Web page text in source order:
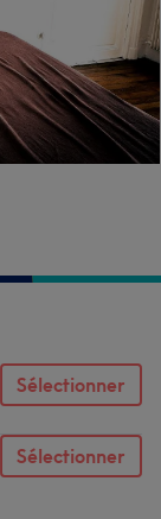
Sélectionner
Sélectionner